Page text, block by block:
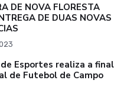
DE NOVA FLORESTA
DE DUAS NOVAS
Esportes realiza a final
de Futebol de Campo